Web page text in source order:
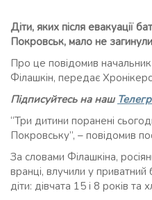
Діти, яких після евакуації
Покровськ, мало не
Про це повідомив
Філашкін, передає
Підписуйтесь на наш
“Три дитини поранені
Покровську”, – повідомив
За словами Філашкіна,
вранці, влучили у
діти: дівчата 15 і 8 років та